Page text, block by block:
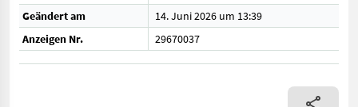
Geändert am
14. Juni 2026 um 13:39
Anzeigen Nr.
29670037